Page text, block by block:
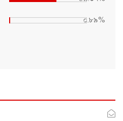
০.৮৯%